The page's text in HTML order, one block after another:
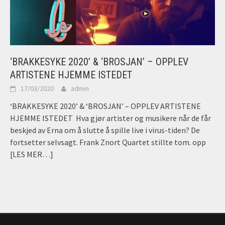
‘BRAKKESYKE 2020’ & ‘BROSJAN’ – OPPLEV
ARTISTENE HJEMME ISTEDET
17/03/2020 admin
‘BRAKKESYKE 2020’ & ‘BROSJAN’ – OPPLEV ARTISTENE
HJEMME ISTEDET Hva gjør artister og musikere når de får
beskjed av Erna om å slutte å spille live i virus-tiden? De
fortsetter selvsagt. Frank Znort Quartet stillte tom. opp
[LES MER…]